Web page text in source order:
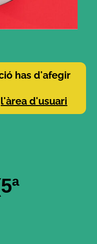
has d'afegir
l'àrea d'usuari